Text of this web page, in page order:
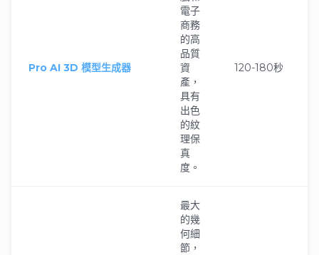
Pro AI 3D 模型生成器
電子
商務
的高
品質
資
產，
具有
出色
的紋
理保
真
度。
120-180秒
最大
的幾
何細
節，